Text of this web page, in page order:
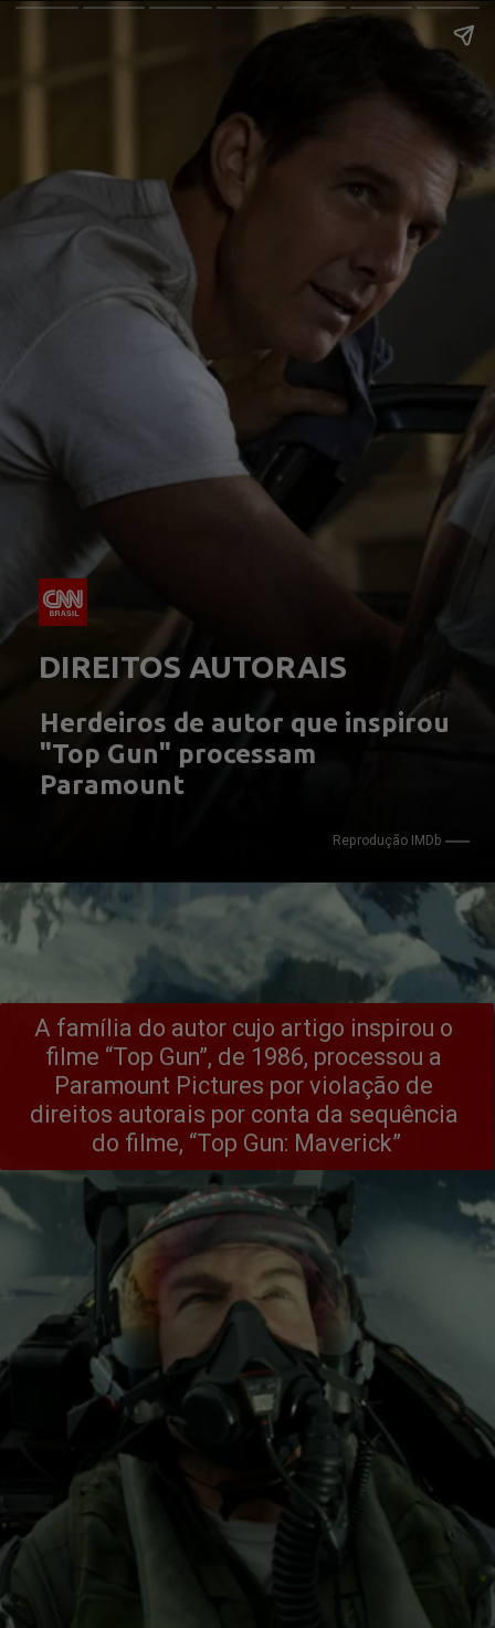
DIREITOS AUTORAIS
Reprodução IMDb
Herdeiros de autor que inspirou
"Top Gun" processam
Paramount
A família do autor cujo artigo inspirou o
filme “Top Gun”, de 1986, processou a
Paramount Pictures por violação de
direitos autorais por conta da sequência
do filme, “Top Gun: Maverick”